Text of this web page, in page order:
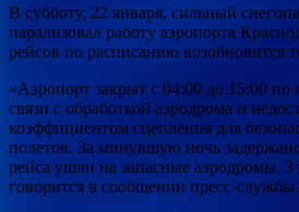
В субботу, 22 января, сильный
парализовал работу аэропорта
рейсов по расписанию возобновится
«Аэропорт закрыт с 04:00 до 15:00 по
связи с обработкой аэродрома и
коэффициентом сцепления для
полетов. За минувшую ночь
рейса ушли на запасные аэродромы, 3
говорится в сообщении пресс-службы